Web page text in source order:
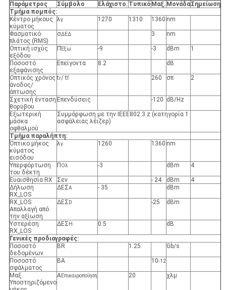
Παράμετρος Σύμβολο Ελάχιστο. Τυπικό Μαξ. ΜονάδαΣημείωση
Τμήμα πομπός:
Κέντρο μήκους
κύματος
λγ 1270 1310 1360 nm
Φασματικό
πλάτος (RMS)
σΔΕΔ 3 nm
Οπτική ισχύς
εξόδου
ΠΈξω -9 -3 dBm 1
Ποσοστό
εξαφάνισης
Επείγοντα 8.2 dB
Οπτικός χρόνος
άνοδος/
άπτωσης
tr/ tf 260 σπ 2
Σχετική ένταση
θορύβου
Επενδύσεις -120 dB/Hz
Εξωτερική
μάσκα
οφθαλμού
Συμμόρφωση με την IEEE802.3 z (κατηγορία 1
ασφάλειας λέιζερ)
Τμήμα παραλήπτη:
Όπτικο μήκος
κύματος
εισόδου
λγ 1260 1360 nm
Υπερφόρτωση
του δέκτη
Π Ολ -3 dBm 4
Ευαισθησία RX Σεν - 24 dBm
4
Δήλωση
RX_LOS
ΔΕΣΑ - 35 dBm
RX_LOS
Απαλλαγή από
την αξίωση
ΔΕΣ D -25 dBm
Υστερέση
RX_LOS
ΔΕΣ H 0.5 dB
Γενικές προδιαγραφές:
Ποσοστό
δεδομένων
BR 1.25 Gb/s
Ποσοστό
σφάλματος
ΒΑ 10-12
Μαξ.
Υποστηριζόμενο
ΑΕπικαιροποίηση 20 χλμ